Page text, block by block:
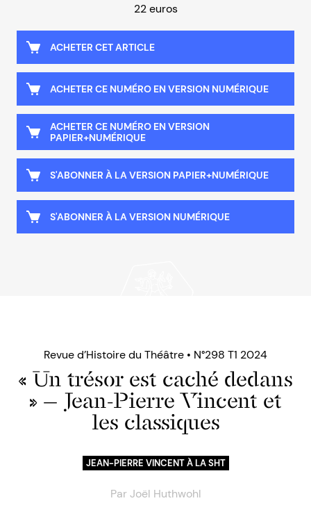
22 euros
ACHETER CET ARTICLE
ACHETER CE NUMÉRO EN VERSION NUMÉRIQUE
ACHETER CE NUMÉRO EN VERSION
PAPIER+NUMÉRIQUE
S'ABONNER À LA VERSION PAPIER+NUMÉRIQUE
S'ABONNER À LA VERSION NUMÉRIQUE
Revue d’Histoire du Théâtre • N°298 T1 2024
« Un trésor est caché dedans
» — Jean-Pierre Vincent et
les classiques
JEAN-PIERRE VINCENT À LA SHT
ParJoël Huthwohl